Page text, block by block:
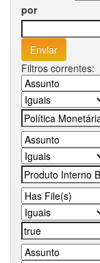
por
Filtros correntes: